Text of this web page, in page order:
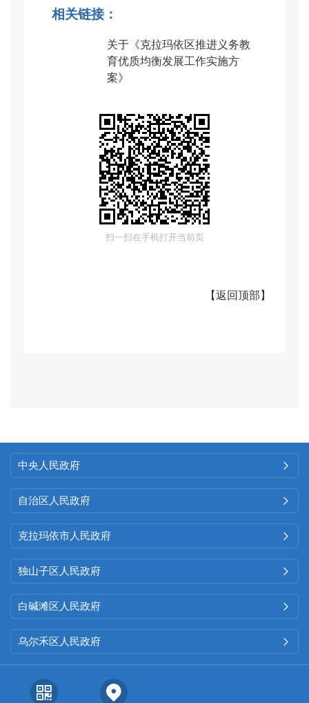
咨询电话：6234849
相关链接：
关于《克拉玛依区推进义务教
育优质均衡发展工作实施方
案》
扫一扫在手机打开当前页
【返回顶部 】
中央人民政府 
自治区人民政府 
克拉玛依市人民政府 
独山子区人民政府 
白碱滩区人民政府 
乌尔禾区人民政府 